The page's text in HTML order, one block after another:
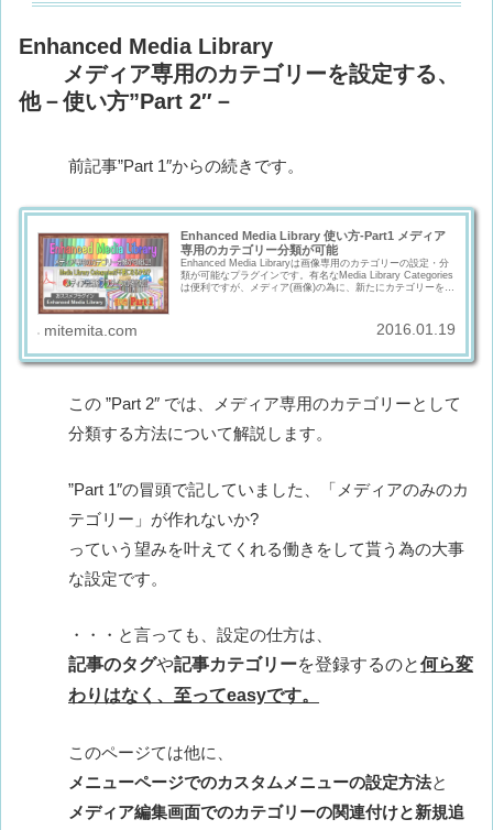
Enhanced Media Library
メディア専用のカテゴリーを設定する、
他－使い方”Part 2″－
前記事”Part 1″からの続きです。
Enhanced Media Library 使い方-Part1 メディア
専用のカテゴリー分類が可能
Enhanced Media Libraryは画像専用のカテゴリーの設定・分
類が可能なプラグインです。有名なMedia Library Categories
は便利ですが、メディア(画像)の為に、新たにカテゴリーを追
のは不格好です。「メディアのみのカテゴリー」が実装でき
るプラグインEnhanced Media Libraryをご紹介します。
mitemita.com 2016.01.19
この ”Part 2″ では、メディア専用のカテゴリーとして
分類する方法について解説します。
”Part 1″の冒頭で記していました、「メディアのみのカ
テゴリー」が作れないか?
っていう望みを叶えてくれる働きをして貰う為の大事
な設定です。
・・・と言っても、設定の仕方は、
記事のタグや記事カテゴリーを登録するのと何ら変
わりはなく、至ってeasyです。
このページては他に、
メニューページでのカスタムメニューの設定方法と
メディア編集画面でのカテゴリーの関連付けと新規追